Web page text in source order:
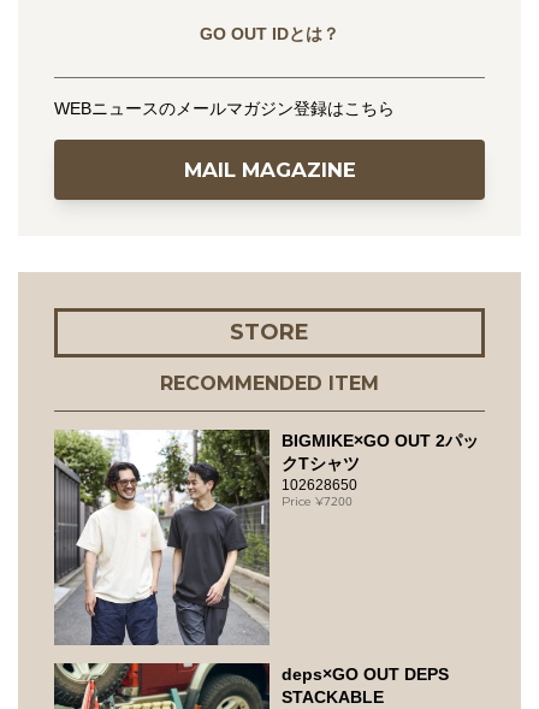
GO OUT IDとは？
WEBニュースのメールマガジン登録はこちら
MAIL MAGAZINE
STORE
RECOMMENDED ITEM
BIGMIKE×GO OUT 2パッ
クTシャツ
102628650
7200
deps×GO OUT DEPS
STACKABLE